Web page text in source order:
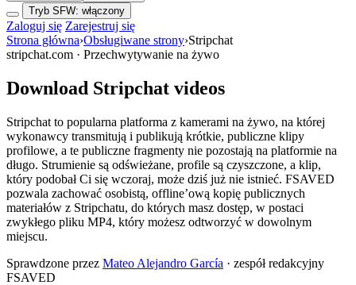
Tryb SFW: włączony
Zaloguj się Zarejestruj się
Strona główna›Obsługiwane strony›Stripchat
stripchat.com · Przechwytywanie na żywo
Download Stripchat videos
Stripchat to popularna platforma z kamerami na żywo, na której
wykonawcy transmitują i publikują krótkie, publiczne klipy
profilowe, a te publiczne fragmenty nie pozostają na platformie na
długo. Strumienie są odświeżane, profile są czyszczone, a klip,
który podobał Ci się wczoraj, może dziś już nie istnieć. FSAVED
pozwala zachować osobistą, offline’ową kopię publicznych
materiałów z Stripchatu, do których masz dostęp, w postaci
zwykłego pliku MP4, który możesz odtworzyć w dowolnym
miejscu.
Sprawdzone przez Mateo Alejandro García · zespół redakcyjny
FSAVED